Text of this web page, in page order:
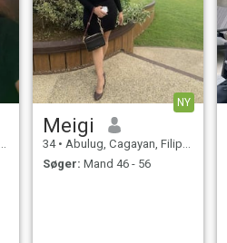
NY
Meigi
34 • Abulug, Cagayan, Filippinerne
Søger: Mand 46 - 56